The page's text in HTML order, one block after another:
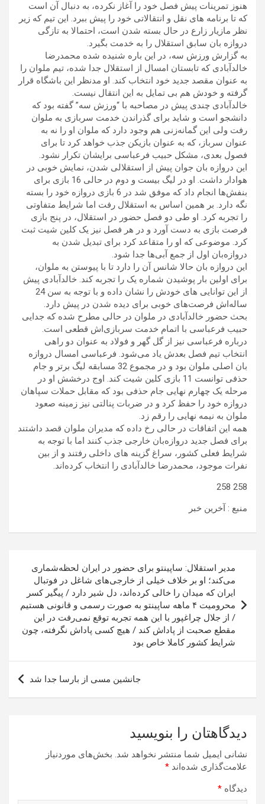
هنوز تمرینات پیش فصل خود را آغاز نکرده، به دنبال آن است
که تا برنامه های نقل و انتقالاتی خود را پیش ببرد. این تیم که زیر
نظر مازیار زارع در حال بسته شدن است، احتمالا به تازگی
دروازه بان سابق استقلال را به خدمت بگیرد.
به گزارش ورزش سه، در این باره شنیده شده محمدرضا
خالدآبادی که تابستان امسال از استقلال جدا شده، تیم ملوان را
به عنوان مقصد جدید خود انتخاب کند. او مدنظر این باشگاه قرار
گرفته و خودش هم بی تمایل به این انتقال نیست.
خالدآبادی چندی پیش در مصاحبه با “ورزش سه” گفته بود که
دانشجو است و شاید برای گذراندن خدمت سربازی به ملوان
رفت ولی این گمانه‌زنی هم وجود دارد که ملوان او را نه به
عنوان سرباز، که به عنوان بازیکن جذب خواهد کرد تا برای
فصول بعدی، مشکل حبیب فرعباسی برایشان تکرار نشود.
این دروازه بان جوان پیش از استقلالی شدن، نمایش خوبی در
هوادار داشت. او در لیگ بیست و دوم در حالی 16 بازی برای
بنفش‌ها انجام داد که موفق شد در 6 بازی دروازه خود را بسته
نگه دارد. بر همین اساس به استقلال رفت اما شرایط متفاوتی
را تجربه کرد. او طی دو فصل حضور در استقلال، در پنج بازی
فرصت بازی به دست آورد و در هر فصل نیز یک کلین شیت ثبت
کرد. موضوعی که او را متقاعد کرد برای تبدیل شدن به
دروازه‌بان اول از جمع آبی‌ها جدا شود.
این دروازه بان حالا شانس آن را دارد تا با پیوستن به ملوان،
برای اولین بار پوشیدن شماره یک را تجربه کند. خالدآبادی پیش
از این توانایی های خودش را نشان داده و با توجه به سن 24
ساله‌اش فرصت‌های خوبی برای دیده شدن در پیش دارد.
بحث حضور خالدآبادی در ملوان در حالی مطرح شده که جدایی
حبیب فرعباسی با اتمام خدمت سربازی‌اش قطعی است.
درباره فرعباسی نیز از گل گهر و فولاد به عنوان دو راهی
انتخاب تیم فصل بعدش یاد می‌شود. فرعباسی امسال دروازه
بان اصلی ملوان بود و در مجموع 32 مسابقه لیگ برتر و جام
حذفی توانست 11 بازی کلین شیت کند. اوج درخشش او در
مرحله یک چهارم نهایی جام حذفی بود که مقابل حملات سپاهان
دروازه خود را حفظ کرد و در ضربات پنالتی نیز زمینه صعود
ملوان به نیمه نهایی را رقم زد.
همه این اتفاقات در حالی رخ داده که مدیران ملوان قصد داشتند
برای فصل جدید دروازه‌بان خارجی جذب کنند اما با توجه به
شرایط فعلی کشور، سراغ گزینه های داخلی رفتند و از بین
نفرات موجود، محمدرضا خالدآبادی را انتخاب کرده‌اند.
258 258
منبع : آخرین خبر
نوشته
مدیر استقلال: ساپینتو برای حضور در ایران لحظه‌شماری
می‌کند؛ او بر خلاف خیلی از خارجی‌های شاغل در فوتبال
ایران که میدان را خالی کرده‌اند، دل شیر دارد / پیگیر کسر
محرومیت ۴ ماهه ساپینتو به صورت رسمی و قانونی هستیم
/ از جلال چراغپور با این همه تجربه توقع نمی‌رفت در این
مقطع صحبت از پاداش کند / هیچ کسی پاداش نگرفته، چون
شرایط کشور کاملا خاص بود
جانشین مسی از بارسا جدا شد
دیدگاهتان را بنویسید
نشانی ایمیل شما منتشر نخواهد شد. بخش‌های موردنیاز
علامت‌گذاری شده‌اند *
دیدگاه *